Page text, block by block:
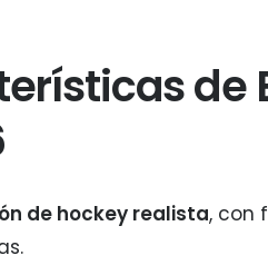
de
de hockey realista, con